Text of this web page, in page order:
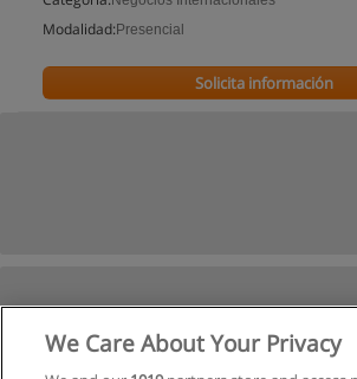
Modalidad: Presencial
Solicita información
We Care About Your Privacy